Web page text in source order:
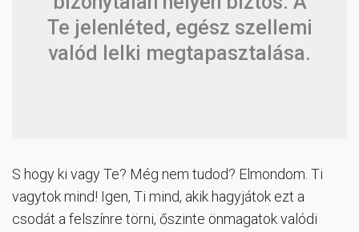
Te jelenléted, egész szellemi
valód lelki megtapasztalása.
S hogy ki vagy Te? Még nem tudod? Elmondom. Ti
vagytok mind! Igen, Ti mind, akik hagyjátok ezt a
csodát a felszínre törni, őszinte önmagatok valódi